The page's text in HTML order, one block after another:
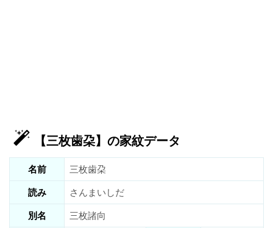
【三枚歯朶】の家紋データ
名前
三枚歯朶
読み
さんまいしだ
別名
三枚諸向